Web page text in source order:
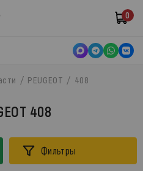
0
PEUGEOT
408
408
Фильтры